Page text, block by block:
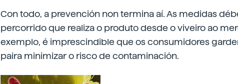
Con todo, a prevención non termina aí. As medidas
percorrido que realiza o produto desde o viveiro ao
exemplo, é imprescindible que os consumidores
paira minimizar o risco de contaminación.